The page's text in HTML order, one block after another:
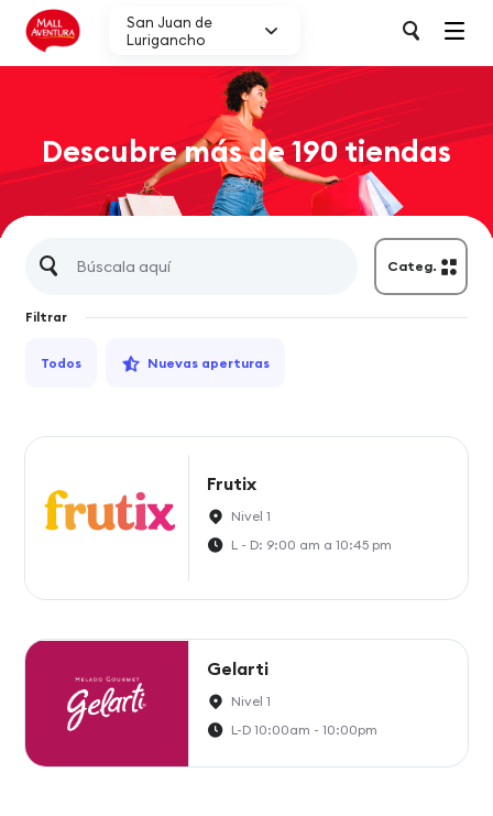
San Juan de
Lurigancho
Descubre más de 190 tiendas
Categ.
Filtrar
Todos Nuevas aperturas
Frutix
Nivel 1
L - D: 9:00 am a 10:45 pm
Gelarti
Nivel 1
L-D 10:00am - 10:00pm